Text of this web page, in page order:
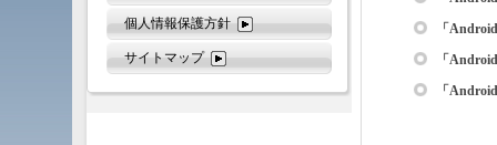
「
「
「
個人情報保護方針
サイトマップ